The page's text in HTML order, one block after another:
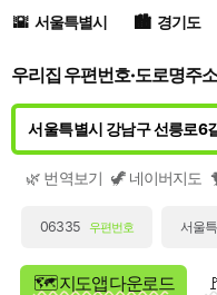
서울특별시 경기도
우리집 우편번호·도로명주소
🌿 번역보기 🦖 네이버지도
06335 우편번호 서울
🗺️ 지도앱 다운로드